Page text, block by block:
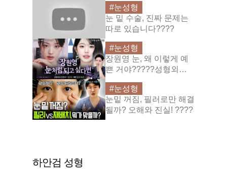
#눈성형
눈 밑 수술, 진짜 문제는
따로 있습니다????
#눈성형
장원영 눈, 왜 이렇게 예
쁜 거야?????️성형외과
비밀! ✨
#눈성형
눈밑 꺼짐, 필러로만 해결
될까? 오해와 진실! ????
하안검 성형